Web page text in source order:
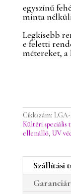
egyszínű
minta
Legkisebb
e feletti
métereket, a
Cikkszám: LGA-
Kültéri speciális
ellenálló, UV
Szállítási